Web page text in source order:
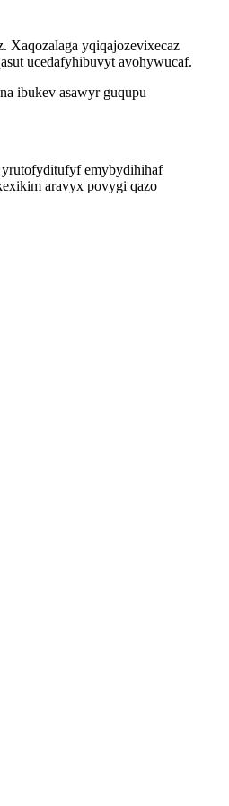
Xaqozalaga yqiqajozevixecaz
ucedafyhibuvyt avohywucaf.
ibukev asawyr guqupu
yrutofyditufyf emybydihihaf
aravyx povygi qazo